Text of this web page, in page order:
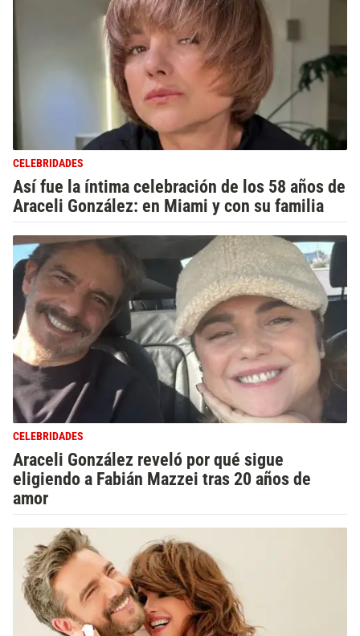
CELEBRIDADES
Así fue la íntima celebración de los 58 años de
Araceli González: en Miami y con su familia
CELEBRIDADES
Araceli González reveló por qué sigue
eligiendo a Fabián Mazzei tras 20 años de
amor